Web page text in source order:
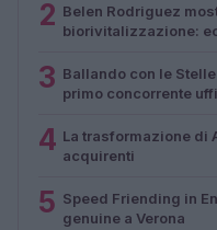
2 Belen Rodriguez
biorivitalizzazione:
3 Ballando con le
primo concorrente
4 La trasformazione di
acquirenti
5 Speed Friending in
genuine a Verona